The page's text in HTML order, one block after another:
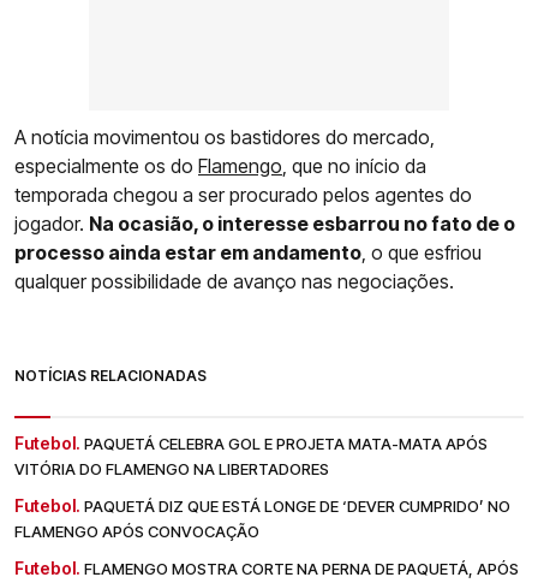
A notícia movimentou os bastidores do mercado,
especialmente os do Flamengo, que no início da
temporada chegou a ser procurado pelos agentes do
jogador. Na ocasião, o interesse esbarrou no fato de o
processo ainda estar em andamento, o que esfriou
qualquer possibilidade de avanço nas negociações.
NOTÍCIAS RELACIONADAS
Futebol. PAQUETÁ CELEBRA GOL E PROJETA MATA-MATA APÓS
VITÓRIA DO FLAMENGO NA LIBERTADORES
Futebol. PAQUETÁ DIZ QUE ESTÁ LONGE DE ‘DEVER CUMPRIDO’ NO
FLAMENGO APÓS CONVOCAÇÃO
Futebol. FLAMENGO MOSTRA CORTE NA PERNA DE PAQUETÁ, APÓS